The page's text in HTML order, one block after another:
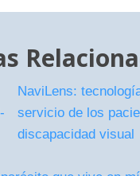
NaviLens:
servicio de los
discapacidad visual